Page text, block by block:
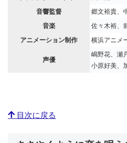
音響監督
郷文裕貴、
音楽
佐々木裕、
アニメーション制作
横浜アニメ
声優
嶋野花、瀬
小原好美、
目次に戻る